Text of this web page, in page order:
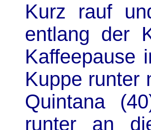
Kurz rauf
entlang der
Kaffeepause
Kuppe runter
Quintana
runter an